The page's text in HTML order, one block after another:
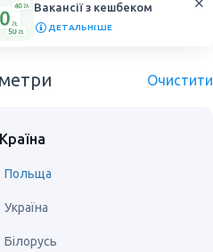
Вакансії з кешбеком
ДЕТАЛЬНІШЕ
Очистити
Країна
Польща
Україна
Білорусь